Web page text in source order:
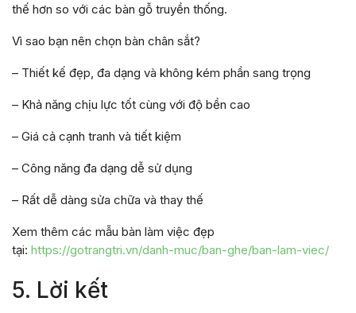
thế hơn so với các bàn gỗ truyền thống.
Vì sao bạn nên chọn bàn chân sắt?
– Thiết kế đẹp, đa dạng và không kém phần sang trọng
– Khả năng chịu lực tốt cùng với độ bền cao
– Giá cả cạnh tranh và tiết kiệm
– Công năng đa dạng dễ sử dụng
– Rất dễ dàng sửa chữa và thay thế
Xem thêm các mẫu bàn làm việc đẹp
tại: https://gotrangtri.vn/danh-muc/ban-ghe/ban-lam-viec/
5. Lời kết